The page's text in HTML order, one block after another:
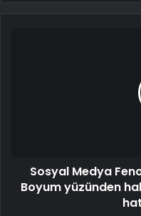
Sosyal Medya
Boyum yüzünden